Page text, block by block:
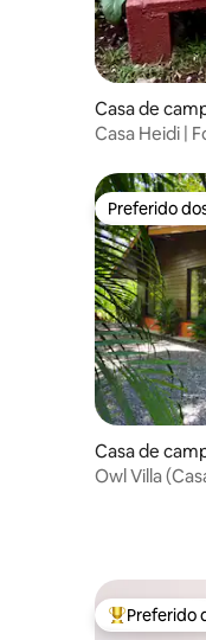
Casa de
Casa Heidi |
Preferido
Preferido
Casa de
Owl Villa
Entre os
Preferido